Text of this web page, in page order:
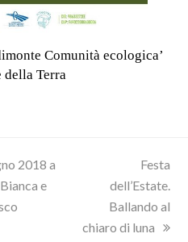
Comunità ecologica’
della Terra
2018 a
e
next
post:
Festa
dell’Estate.
Ballando al
chiaro di luna